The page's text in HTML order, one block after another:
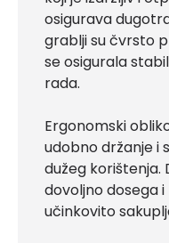
osigurava
grablji su čvrsto
se osigurala
rada.
Ergonomski
udobno držanje i
dužeg korištenja.
dovoljno dosega
učinkovito